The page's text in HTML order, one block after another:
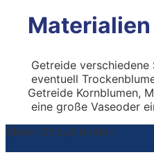
Materialien
Getreide verschiedene
eventuell
Getreide Kornblumen,
eine große Vaseoder
Ähren-Strauß binden